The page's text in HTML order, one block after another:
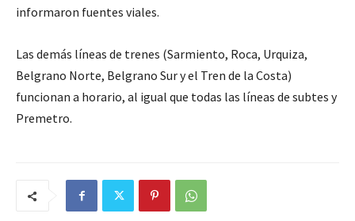
informaron fuentes viales.
Las demás líneas de trenes (Sarmiento, Roca, Urquiza,
Belgrano Norte, Belgrano Sur y el Tren de la Costa)
funcionan a horario, al igual que todas las líneas de subtes y
Premetro.